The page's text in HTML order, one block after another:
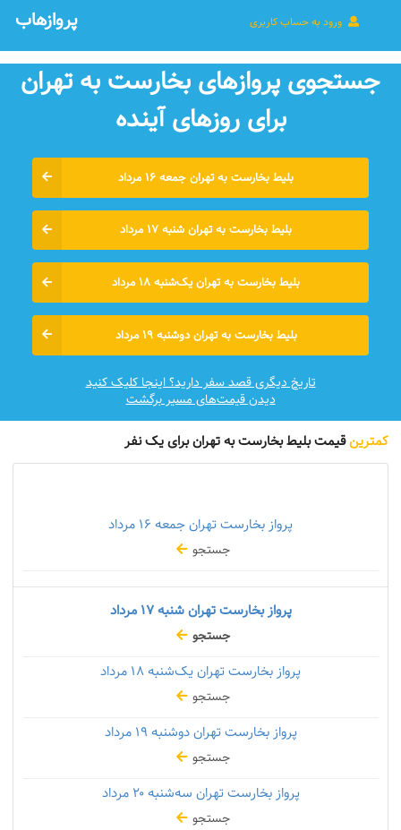
ورود به حساب کاربری پروازهاب
جستجوی پروازهای بخارست به تهران
برای روزهای آينده
بلیط بخارست به تهران جمعه ۱۶ مرداد
بلیط بخارست به تهران شنبه ۱۷ مرداد
بلیط بخارست به تهران یک‌شنبه ۱۸ مرداد
بلیط بخارست به تهران دوشنبه ۱۹ مرداد
تاریخ دیگری قصد سفر دارید؟ اینجا کلیک کنید
دیدن قیمت‌های مسیر برگشت
کمترینقیمت بلیط بخارست به تهران برای یک نفر
پرواز بخارست تهران جمعه
جستجو
پرواز بخارست تهران شنبه۱۷ مرداد
جستجو
پرواز بخارست تهران یک‌شنبه
جستجو
پرواز بخارست تهران دوشنبه
جستجو
پرواز بخارست تهران سه‌شنبه۲۰ مرداد
جستجو